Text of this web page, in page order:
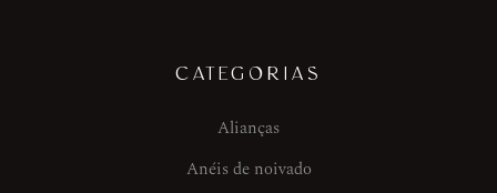
CATEGORIAS
Alianças
Anéis de noivado